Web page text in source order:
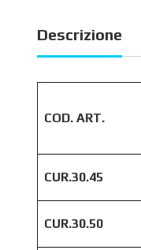
Descrizione
COD. ART.
CUR.30.45
CUR.30.50